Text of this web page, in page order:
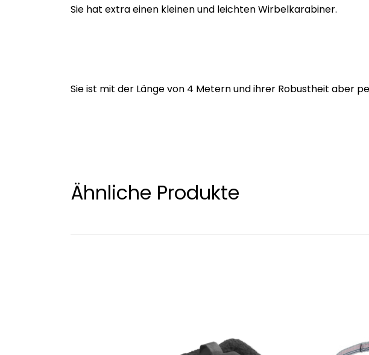
Sie hat extra einen kleinen und leichten Wirbelkarabiner.
Sie ist mit der Länge von 4 Metern und ihrer Robustheit aber
Ähnliche Produkte